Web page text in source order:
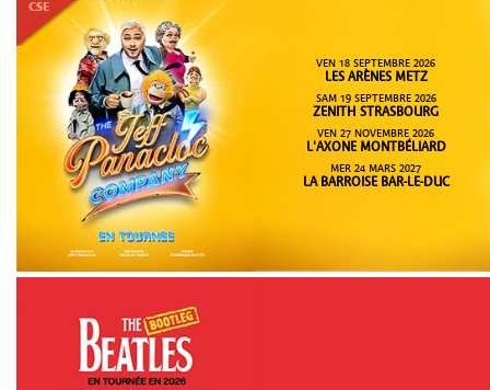
VEN 18 SEPTEMBRE 2026
LES ARÈNES METZ
SAM 19 SEPTEMBRE 2026
ZENITH STRASBOURG
VEN 27 NOVEMBRE 2026
L'AXONE MONTBÉLIARD
MER 24 MARS 2027
LA BARROISE BAR-LE-DUC